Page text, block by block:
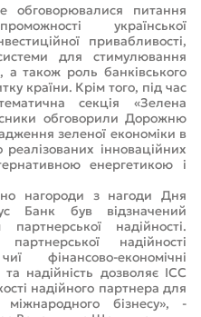
обговорювалися питання
української
привабливості,
для стимулювання
а також роль банківського
країни. Крім того, під час
секція «Зелена
обговорили Дорожню
зеленої економіки в
інноваційних
енергетикою і
нагороди з нагоди Дня
Банк був відзначений
надійності.
надійності
фінансово-економічні
надійність дозволяє ICC
надійного партнера для
бізнесу», -